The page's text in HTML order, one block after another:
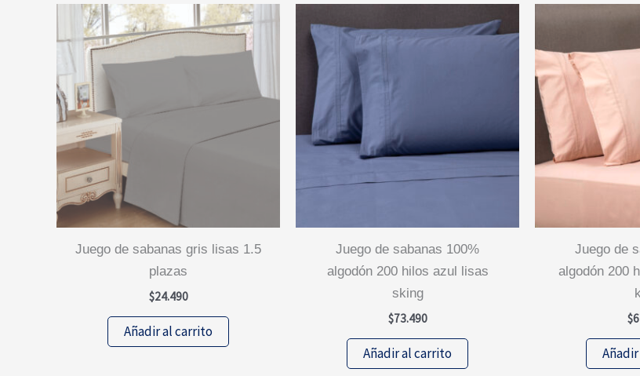
juego de sabanas gris lisas 1.5
plazas
$24.490
Añadir al carrito
juego de sabanas 100%
algodón 200 hilos azul lisas
sking
$73.490
Añadir al carrito
juego de sabanas 100%
algodón 200
$